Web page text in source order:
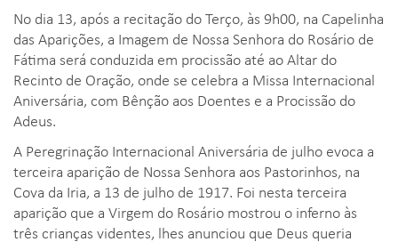
No dia 13, após a recitação do Terço, às 9h00, na Capelinha
das Aparições, a Imagem de Nossa Senhora do Rosário de
Fátima será conduzida em procissão até ao Altar do
Recinto de Oração, onde se celebra a Missa Internacional
Aniversária, com Bênção aos Doentes e a Procissão do
Adeus.
A Peregrinação Internacional Aniversária de julho evoca a
terceira aparição de Nossa Senhora aos Pastorinhos, na
Cova da Iria, a 13 de julho de 1917. Foi nesta terceira
aparição que a Virgem do Rosário mostrou o inferno às
três crianças videntes, lhes anunciou que Deus queria